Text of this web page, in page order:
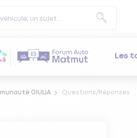
Les
GIULIA Questions/Réponses